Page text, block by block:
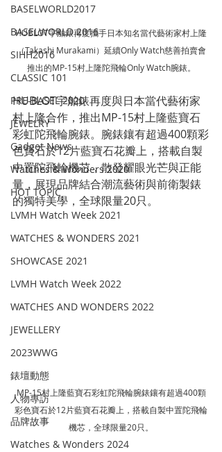
BASELWORLD2017
BASELWORLD 2016
SIHH2016
CLASSIC 101
PRE-BASEL 2020
JEWELRY
Gadget News
Watches & Wonders 2020
HOT TOPIC
LVMH Watch Week 2021
WATCHES & WONDERS 2021
SHOWCASE 2021
LVMH Watch Week 2022
WATCHES AND WONDERS 2022
JEWELLERY
2023WWG
錶壇動態
人物專訪
品牌故事
Watches & Wonders 2024
HUBLOT宇舶錶再度攜手日本知名當代藝術家村上隆
（Takashi Murakami）延續Only Watch慈善拍賣會
推出的MP-15村上隆陀飛輪Only Watch腕錶。
HUBLOT宇舶錶再度與日本當代藝術家
村上隆合作，推出MP-15村上隆藍寶石
彩虹陀飛輪腕錶。腕錶鑲有超過400顆彩
色寶石於12片藍寶石花瓣上，搭載自製
中置陀飛輪機芯，散發耀眼光芒與正能
量，展現品牌結合潮流藝術與前衛製錶
的獨特美學，全球限量20只。
MP-15村上隆藍寶石彩虹陀飛輪腕錶鑲有超過400顆
彩色寶石於12片藍寶石花瓣上，搭載自製中置陀飛輪
機芯，全球限量20只。